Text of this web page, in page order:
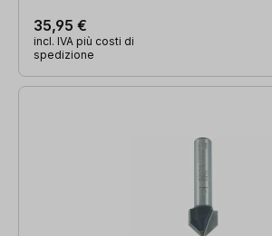
35,95 €
incl. IVA più costi di
spedizione